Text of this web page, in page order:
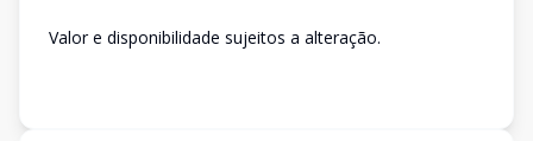
Valor e disponibilidade sujeitos a alteração.